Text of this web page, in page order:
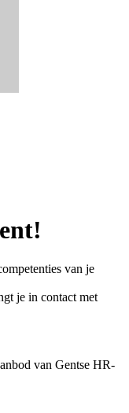
van je
je in contact met
van Gentse HR-